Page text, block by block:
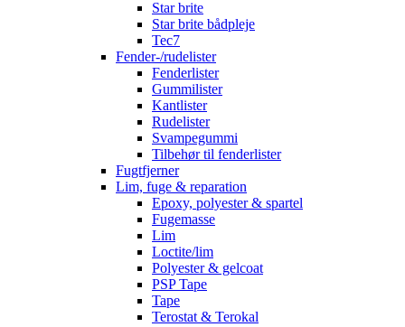
Star brite
Star brite bådpleje
Tec7
Fender-/rudelister
Fenderlister
Gummilister
Kantlister
Rudelister
Svampegummi
Tilbehør til fenderlister
Fugtfjerner
Lim, fuge & reparation
Epoxy, polyester & spartel
Fugemasse
Lim
Loctite/lim
Polyester & gelcoat
PSP Tape
Tape
Terostat & Terokal